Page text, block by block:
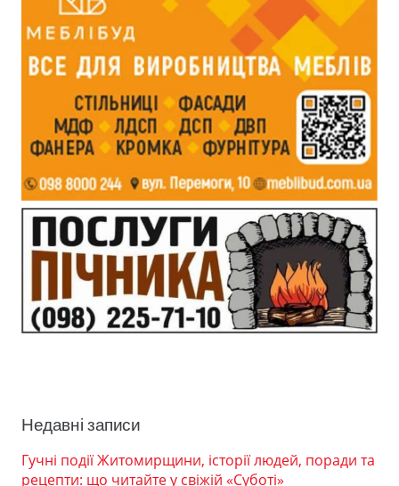
Недавні записи
Гучні події Житомирщини, історії людей, поради та
рецепти: що читайте у свіжій «Суботі»